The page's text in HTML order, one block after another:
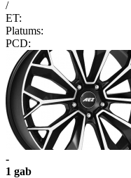
/
ET:
Platums:
PCD:
-
1 gab